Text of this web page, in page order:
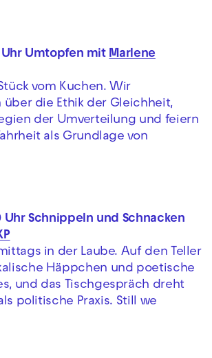
Uhr Umtopfen mit Marlene
vom Kuchen. Wir
die Ethik der Gleichheit,
der Umverteilung und feiern
als Grundlage von
Uhr Schnippeln und Schnacken
in der Laube. Auf den Teller
Häppchen und poetische
und das Tischgespräch dreht
politische Praxis. Still we